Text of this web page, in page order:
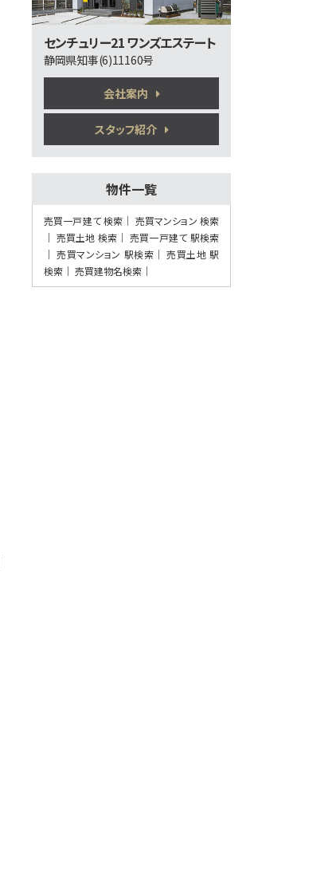
三島駅
歩17分
三島駅まで徒歩17分の利便性に加え、新幹
線通勤に…
第6位
630万円
3ＬＤＫ
御殿場駅
バ40分
3ＬＤＫ
御殿場駅
別荘地にふさわしいオシャレで豪華な造り
です。定住…
センチュリー21 ワンズエステート
静岡県知事(6)11160号
会社案内
スタッフ紹介
物件一覧
売買一戸建て 検索
売買マンション 検索
売買土地 検索
売買一戸建て 駅検索
売買マンション 駅検索
売買土地 駅
検索
売買建物名検索